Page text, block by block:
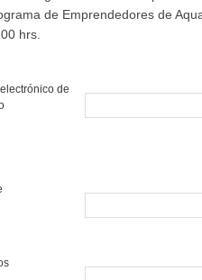
de Emprendedores de
hrs.
de